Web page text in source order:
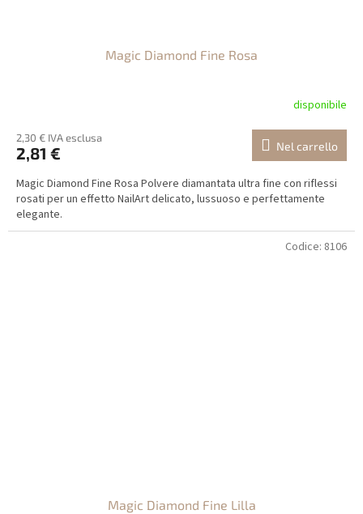
Magic Diamond Fine Rosa
disponibile
2,30 € IVA esclusa
2,81 € Nel carrello
Magic Diamond Fine Rosa Polvere diamantata ultra fine con riflessi
rosati per un effetto NailArt delicato, lussuoso e perfettamente
elegante.
Magic Diamond Fine Lilla
Codice: 8106